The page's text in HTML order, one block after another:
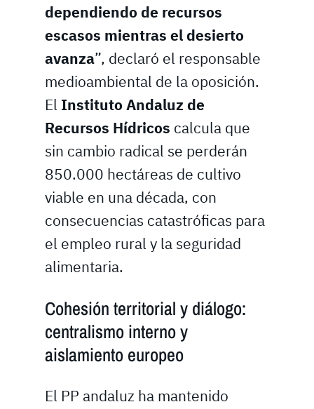
dependiendo de recursos
escasos mientras el desierto
avanza”, declaró el responsable
medioambiental de la oposición.
El Instituto Andaluz de
Recursos Hídricos calcula que
sin cambio radical se perderán
850.000 hectáreas de cultivo
viable en una década, con
consecuencias catastróficas para
el empleo rural y la seguridad
alimentaria.
Cohesión territorial y diálogo:
centralismo interno y
aislamiento europeo
El PP andaluz ha mantenido